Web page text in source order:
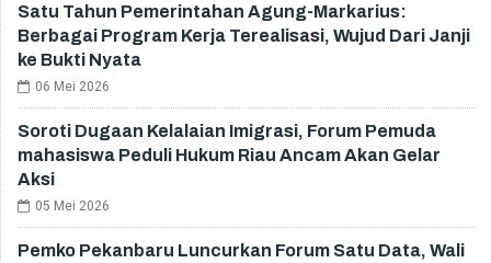
Satu Tahun Pemerintahan Agung-Markarius:
Berbagai Program Kerja Terealisasi, Wujud Dari Janji
ke Bukti Nyata
06 Mei 2026
Soroti Dugaan Kelalaian Imigrasi, Forum Pemuda
mahasiswa Peduli Hukum Riau Ancam Akan Gelar
Aksi
05 Mei 2026
Pemko Pekanbaru Luncurkan Forum Satu Data, Wali